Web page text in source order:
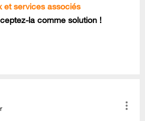
et services associés
la comme solution !